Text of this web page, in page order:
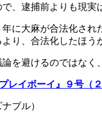
、逮捕前よりも現実
に大麻が合法化さ
り、合法化したほう
を避けるのではな
プレイボーイ』９号（
ブル）